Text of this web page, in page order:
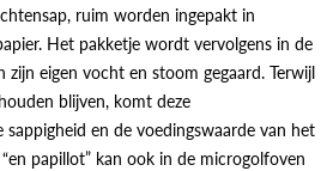
ruim worden ingepakt in
Het pakketje wordt vervolgens in de
eigen vocht en stoom gegaard. Terwijl
blijven, komt deze
en de voedingswaarde van het
papillot” kan ook in de microgolfoven